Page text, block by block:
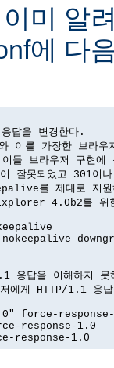
미 알
에 다
답을 변경한다.
이를 가장한 브라우
들 브라우저 구현에
잘못되었고 301이
를 제대로 지원
4.0b2를 위
응답을 이해하지 못
에게 HTTP/1.1 응
force-
response-1.0
response-1.0